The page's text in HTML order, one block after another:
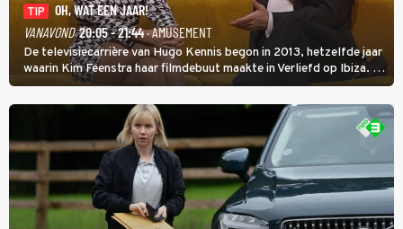
TIP
OH, WAT EEN JAAR!
VANAVOND 20:05 - 21:44· AMUSEMENT
De televisiecarrière van Hugo Kennis begon in 2013, hetzelfde jaar
waarin Kim Feenstra haar filmdebuut maakte in Verliefd op Ibiza. In
Oh, Wat een Jaar! wordt duidelijk wat ze nog meer weten van het
jaar waarin ze allebei eindtwintigers waren.